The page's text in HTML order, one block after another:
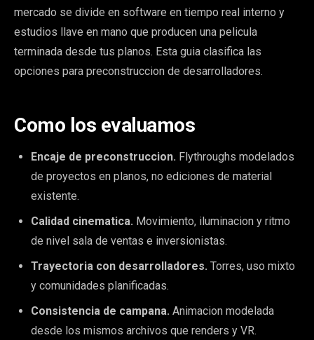
mercado se divide en software en tiempo real interno y
estudios llave en mano que producen una pelicula
terminada desde tus planos. Esta guia clasifica las
opciones para preconstruccion de desarrolladores.
Como los evaluamos
Encaje de preconstruccion. Flythroughs modelados
de proyectos en planos, no ediciones de material
existente.
Calidad cinematica. Movimiento, iluminacion y ritmo
de nivel sala de ventas e inversionistas.
Trayectoria con desarrolladores. Torres, uso mixto
y comunidades planificadas.
Consistencia de campana. Animacion modelada
desde los mismos archivos que renders y VR.